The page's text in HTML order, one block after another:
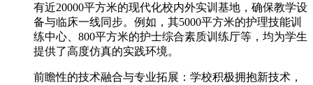
有近20000平方米的现代化校内外实训基地，确保教学设
备与临床一线同步。例如，其5000平方米的护理技能训
练中心、800平方米的护士综合素质训练厅等，均为学生
提供了高度仿真的实践环境。
前瞻性的技术融合与专业拓展：学校积极拥抱新技术，